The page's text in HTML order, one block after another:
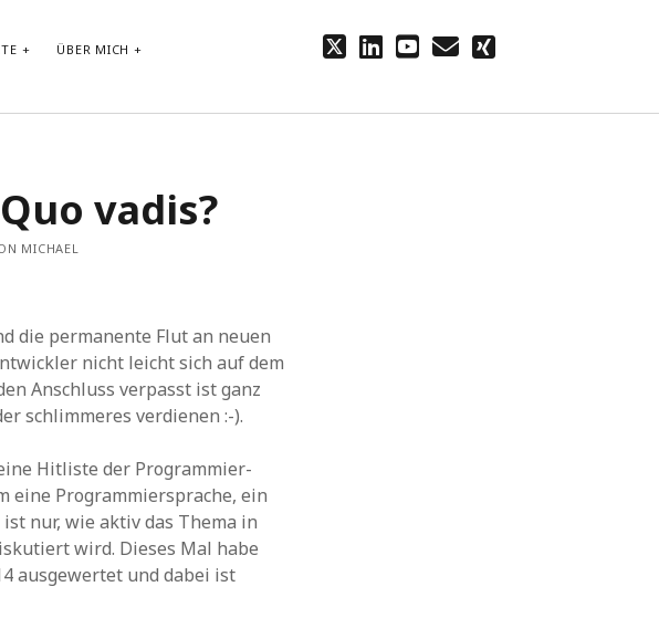
ÜBER MICH twitterlinkedin
youtube
emailxing
Ultra G1a mit
DSPy-
Ausblick
vadis?
MICHAEL
die permanente Flut an neuen
nicht leicht sich auf dem
Anschluss verpasst ist ganz
schlimmeres verdienen :-).
Hitliste der Programmier-
eine Programmiersprache, ein
nur, wie aktiv das Thema in
wird. Dieses Mal habe
ausgewertet und dabei ist